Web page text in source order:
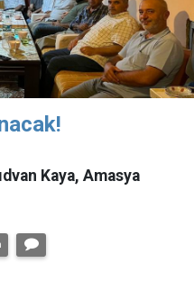
Kaya, Amasya